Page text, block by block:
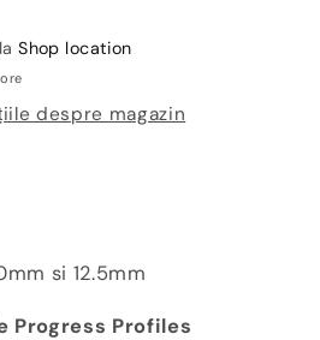
Shop location
despre magazin
si 12.5mm
Progress Profiles